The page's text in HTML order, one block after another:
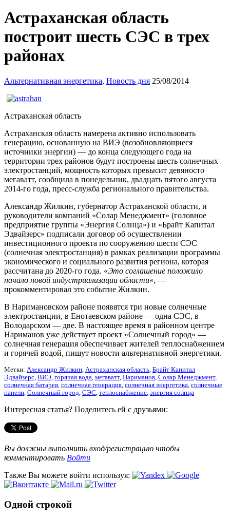
Астраханская область
построит шесть СЭС в трех
районах
Альтернативная энергетика, Новость дня 25/08/2014
Астраханская область
Астраханская область намерена активно использовать
генерацию, основанную на ВИЭ (возобновляющиеся
источники энергии) — до конца следующего года на
территории трех районов будут построены шесть солнечных
электростанций, мощность которых превысит девяносто
мегаватт, сообщила в понедельник, двадцать пятого августа
2014-го года, пресс-служба регионального правительства.
Александр Жилкин, губернатор Астраханской области, и
руководители компаний «Солар Менеджмент» (головное
предприятие группы «Энергия Солнца») и «Брайт Капитал
Эдвайзерс» подписали договор об осуществлении
инвестиционного проекта по сооружению шести СЭС
(солнечная электростанция) в рамках реализации программы
экономического и социального развития региона, которая
рассчитана до 2020-го года. «Это соглашение положило
начало новой индустриализации области«, —
прокомментировал это событие Жилкин.
В Наримановском районе появятся три новые солнечные
электростанции, в Енотаевском районе — одна СЭС, в
Володарском — две. В настоящее время в районном центре
Нариманов уже действует проект «Солнечный город» —
солнечная генерация обеспечивает жителей теплоснабжением
и горячей водой, пишут новости альтернативной энергетики.
Метки: Александр Жилкин, Астраханская область, Брайт Капитал
Эдвайзерс, ВИЭ, горячая вода, мегаватт, Нариманов, Солар Менеджмент,
солнечная батарея, солнечная генерация, солнечная энергетика, солнечные
панели, Солнечный город, СЭС, теплоснабжение, энергия солнца
Интересная статья? Поделитесь ей с друзьями:
Вы должны выполнить вход/регистрацию чтобы
комментировать Войти
Также Вы можете войти используя:
Одной строкой